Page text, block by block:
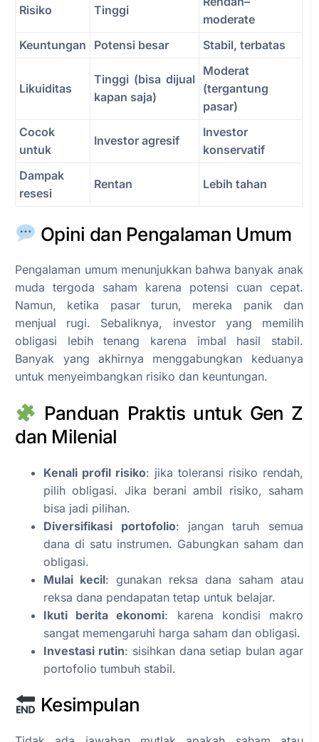
Risiko Tinggi
moderate
Keuntungan
Potensi besar Stabil, terbatas
Likuiditas
Tinggi (bisa dijual
kapan saja)
Moderat
(tergantung
pasar)
Cocok
untuk
Investor agresif
Investor
konservatif
Dampak
resesi
Rentan Lebih tahan
Opini dan Pengalaman Umum
Pengalaman umum menunjukkan bahwa banyak anak
muda tergoda saham karena potensi cuan cepat.
Namun, ketika pasar turun, mereka panik dan
menjual rugi. Sebaliknya, investor yang memilih
obligasi lebih tenang karena imbal hasil stabil.
Banyak yang akhirnya menggabungkan keduanya
untuk menyeimbangkan risiko dan keuntungan.
Panduan Praktis untuk Gen Z
dan Milenial
Kenali profil risiko: jika toleransi risiko rendah,
pilih obligasi. Jika berani ambil risiko, saham
bisa jadi pilihan.
Diversifikasi portofolio: jangan taruh semua
dana di satu instrumen. Gabungkan saham dan
obligasi.
Mulai kecil: gunakan reksa dana saham atau
reksa dana pendapatan tetap untuk belajar.
Ikuti berita ekonomi: karena kondisi makro
sangat memengaruhi harga saham dan obligasi.
Investasi rutin: sisihkan dana setiap bulan agar
portofolio tumbuh stabil.
Kesimpulan